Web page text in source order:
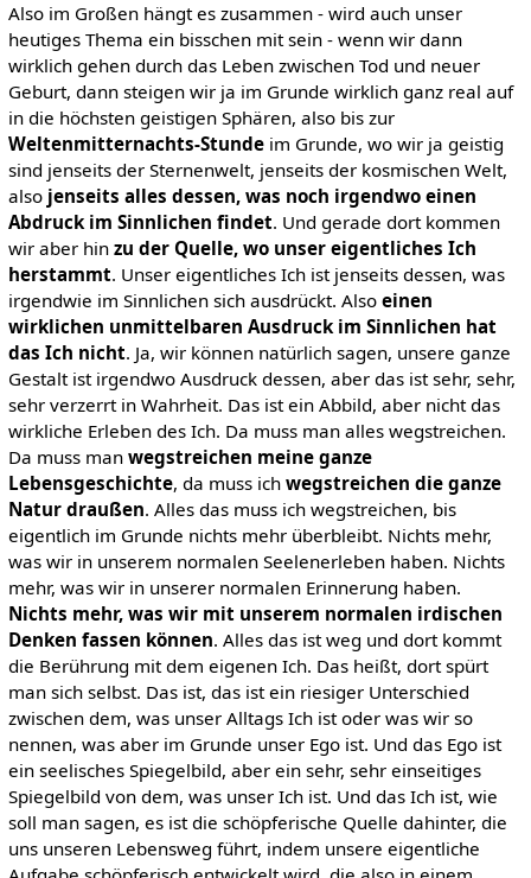
Also im Großen hängt es zusammen - wird auch unser
heutiges Thema ein bisschen mit sein - wenn wir dann
wirklich gehen durch das Leben zwischen Tod und neuer
Geburt, dann steigen wir ja im Grunde wirklich ganz real auf
in die höchsten geistigen Sphären, also bis zur
Weltenmitternachts-Stundeim Grunde, wo wir ja geistig
sind jenseits der Sternenwelt, jenseits der kosmischen Welt,
also jenseits alles dessen, was noch irgendwo einen
Abdruck im Sinnlichen findet. Und gerade dort kommen
wir aber hin zu der Quelle, wo unser eigentliches Ich
herstammt. Unser eigentliches Ich ist jenseits dessen, was
irgendwie im Sinnlichen sich ausdrückt. Also einen
wirklichen unmittelbaren Ausdruck im Sinnlichen hat
das Ich nicht. Ja, wir können natürlich sagen, unsere ganze
Gestalt ist irgendwo Ausdruck dessen, aber das ist sehr, sehr,
sehr verzerrt in Wahrheit. Das ist ein Abbild, aber nicht das
wirkliche Erleben des Ich. Da muss man alles wegstreichen.
Da muss man wegstreichen meine ganze
Lebensgeschichte, da muss ich wegstreichen die ganze
Natur draußen. Alles das muss ich wegstreichen, bis
eigentlich im Grunde nichts mehr überbleibt. Nichts mehr,
was wir in unserem normalen Seelenerleben haben. Nichts
mehr, was wir in unserer normalen Erinnerung haben.
Nichts mehr, was wir mit unserem normalen irdischen
Denken fassen können. Alles das ist weg und dort kommt
die Berührung mit dem eigenen Ich. Das heißt, dort spürt
man sich selbst. Das ist, das ist ein riesiger Unterschied
zwischen dem, was unser Alltags Ich ist oder was wir so
nennen, was aber im Grunde unser Ego ist. Und das Ego ist
ein seelisches Spiegelbild, aber ein sehr, sehr einseitiges
Spiegelbild von dem, was unser Ich ist. Und das Ich ist, wie
soll man sagen, es ist die schöpferische Quelle dahinter, die
uns unseren Lebensweg führt, indem unsere eigentliche